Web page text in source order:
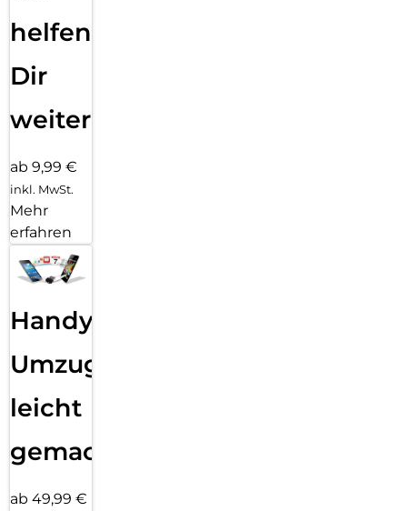
helfen
Dir
weiter
ab 9,99 €
inkl. MwSt.
Mehr
erfahren
Handy
Umzug
leicht
gemacht!
ab 49,99 €